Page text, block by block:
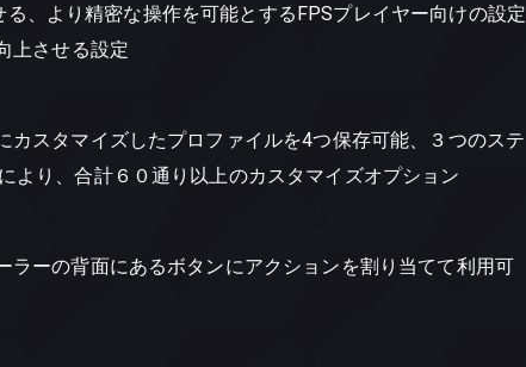
、より精密な操作を可能とするFPSプレイヤー向けの設定
上させる設定
スタマイズしたプロファイルを4つ保存可能、３つのステ
より、合計６０通り以上のカスタマイズオプション
ラーの背面にあるボタンにアクションを割り当てて利用可